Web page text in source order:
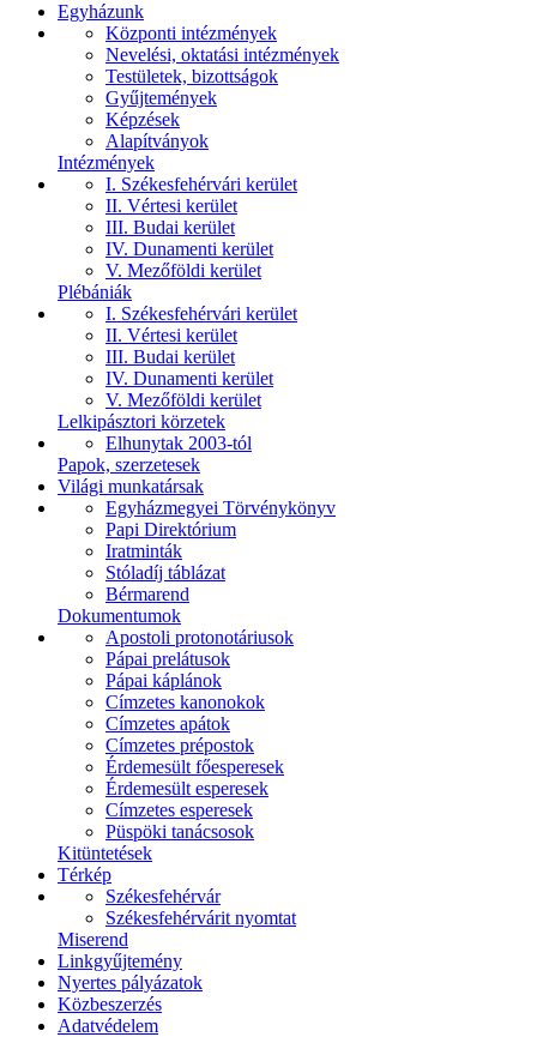
Egyházunk
Központi intézmények
Nevelési, oktatási intézmények
Testületek, bizottságok
Gyűjtemények
Képzések
Alapítványok
Intézmények
I. Székesfehérvári kerület
II. Vértesi kerület
III. Budai kerület
IV. Dunamenti kerület
V. Mezőföldi kerület
Plébániák
I. Székesfehérvári kerület
II. Vértesi kerület
III. Budai kerület
IV. Dunamenti kerület
V. Mezőföldi kerület
Lelkipásztori körzetek
Elhunytak 2003-tól
Papok, szerzetesek
Világi munkatársak
Egyházmegyei Törvénykönyv
Papi Direktórium
Iratminták
Stóladíj táblázat
Bérmarend
Dokumentumok
Apostoli protonotáriusok
Pápai prelátusok
Pápai káplánok
Címzetes kanonokok
Címzetes apátok
Címzetes prépostok
Érdemesült főesperesek
Érdemesült esperesek
Címzetes esperesek
Püspöki tanácsosok
Kitüntetések
Térkép
Székesfehérvár
Székesfehérvárit nyomtat
Miserend
Linkgyűjtemény
Nyertes pályázatok
Közbeszerzés
Adatvédelem